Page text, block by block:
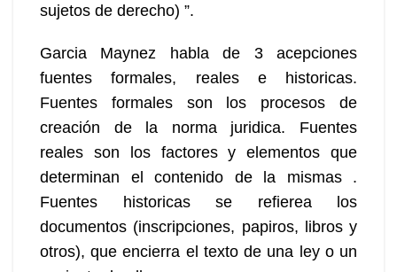
sujetos de derecho) ”.
Garcia Maynez habla de 3 acepciones
fuentes formales, reales e historicas.
Fuentes formales son los procesos de
creación de la norma juridica. Fuentes
reales son los factores y elementos que
determinan el contenido de la mismas .
Fuentes historicas se refierea los
documentos (inscripciones, papiros, libros y
otros), que encierra el texto de una ley o un